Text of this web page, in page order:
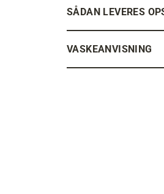
SÅDAN LEVERES
VASKEANVISNING